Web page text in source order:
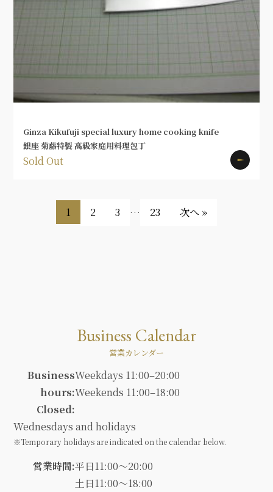
Ginza Kikufuji special luxury home cooking knife
銀座 菊藤特製 高級家庭用料理包丁
Sold Out
1 2 3 … 23 次へ »
Business Calendar
営業カレンダー
Business
hours:
Weekdays 11:00–20:00
Weekends 11:00–18:00
Closed:
Wednesdays and holidays
※Temporary holidays are indicated on the calendar below.
営業時間:平日11:00～20:00
土日11:00～18:00